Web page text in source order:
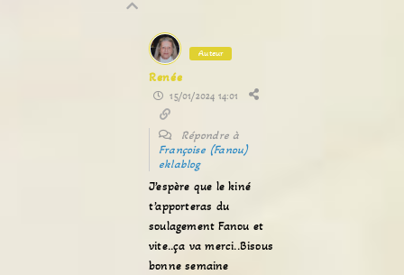
Auteur
Renée
15/01/2024 14:01
Répondre à
Françoise (Fanou)
eklablog
J’espère que le kiné
t’apporteras du
soulagement Fanou et
vite..ça va merci..Bisous
bonne semaine